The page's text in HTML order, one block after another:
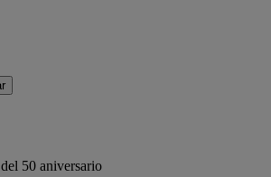
50 aniversario